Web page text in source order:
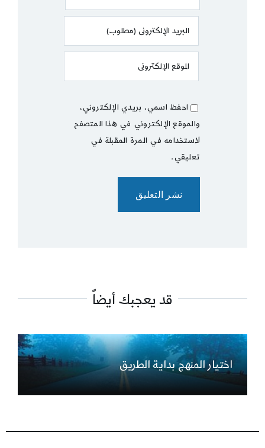
احفظ اسمي، بريدي الإلكتروني،
والموقع الإلكتروني في هذا المتصفح
لاستخدامه في المرة المقبلة في
تعليقي.
قد يعجبك أيضاً
اختيار المنهج بداية الطريق